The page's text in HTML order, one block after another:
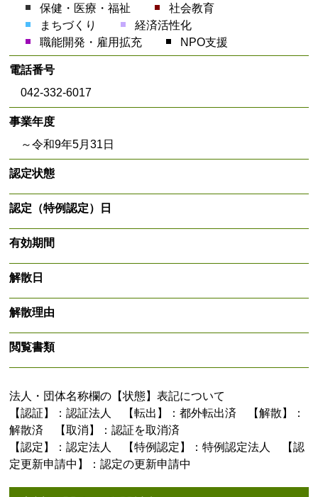
保健・医療・福祉
社会教育
まちづくり
経済活性化
職能開発・雇用拡充
NPO支援
電話番号
042-332-6017
事業年度
～令和9年5月31日
認定状態
認定（特例認定）日
有効期間
解散日
解散理由
閲覧書類
法人・団体名称欄の【状態】表記について
【認証】：認証法人 【転出】：都外転出済 【解散】：
解散済 【取消】：認証を取消済
【認定】：認定法人 【特例認定】：特例認定法人 【認
定更新申請中】：認定の更新申請中